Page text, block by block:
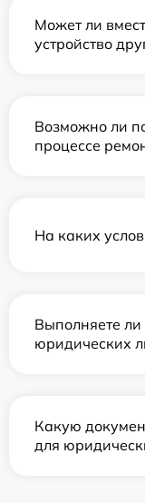
Может ли
устройство
Возможно ли
процессе
На каких
Выполняете
юридических
Какую
для